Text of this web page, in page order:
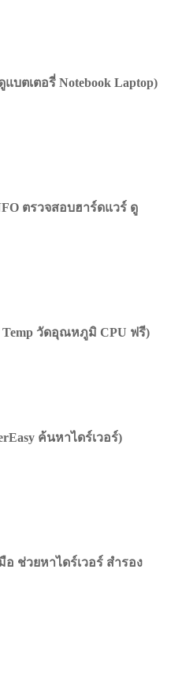
บตเตอรี่ Notebook Laptop)
ตรวจสอบฮาร์ดแวร์ ดู
Temp วัดอุณหภูมิ CPU ฟรี)
ค้นหาไดร์เวอร์)
อ ช่วยหาไดร์เวอร์ สำรอง